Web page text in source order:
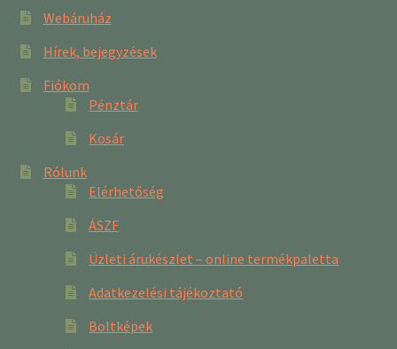
Webáruház
Hírek, bejegyzések
Fiókom
Pénztár
Kosár
Rólunk
Elérhetőség
ÁSZF
Üzleti árukészlet – online termékpaletta
Adatkezelési tájékoztató
Boltképek